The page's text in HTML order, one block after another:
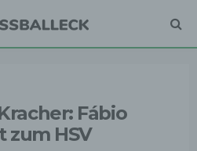
Fábio
zum HSV